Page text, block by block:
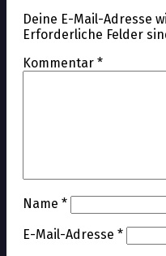
Deine E-Mail-Adresse
Erforderliche Felder
Kommentar *
Name *
E-Mail-Adresse *